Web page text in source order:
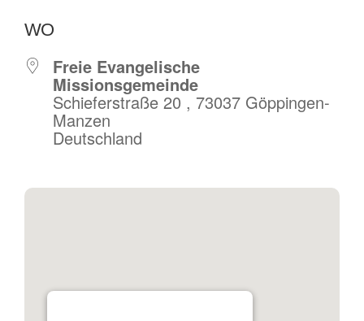
WO
Freie Evangelische
Missionsgemeinde
Schieferstraße 20 , 73037 Göppingen-
Manzen
Deutschland